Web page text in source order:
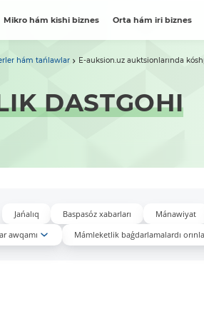
Mikro hám kishi biznes Orta hám iri biznes
hám tańlawlar E-auksion.uz auktsionlarında
DASTGOHI
Jańalıq Baspasóz xabarları Mánawiyat
awqamı Mámleketlik baǵdarlamalardı